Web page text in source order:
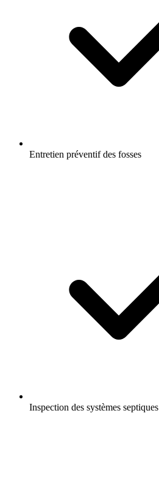
Entretien préventif des fosses
Inspection des systèmes septiques